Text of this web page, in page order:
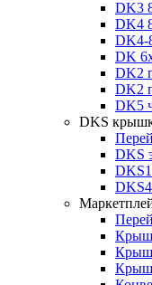
DK3
DK4
DK4-
DK
DK2
DK2
DK5
DKS
DKS